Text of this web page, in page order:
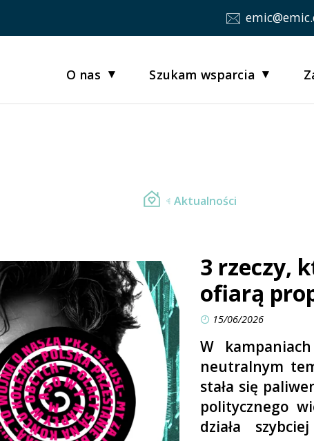
O nas Szukam wsparcia
Aktualności
3 rzeczy,
ofiarą
15/06/2026
W
neutralnym
stała się
politycznego
działa